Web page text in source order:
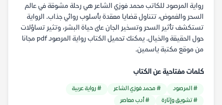
رواية المرصود للكاتب محمد فوزي الشاعر هي رحلة مشوقة في عالم
السحر والغموض، تتناول قضايا معقدة بأسلوب روائي جذاب. الرواية
تستكشف تأثير السحر وتسخير الجان على حياة البشر، وتثير تساؤلات
حول الحقيقة والخيال. يمكنك تحميل الكتاب رواية المرصود pdf مجانا
من موقع مكتبة ياسمين.
كلمات مفتاحية عن الكتاب
# المرصود # محمد فوزي الشاعر
# رواية عربية
# تشويق وإثارة
# أدب معاصر